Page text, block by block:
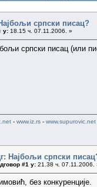
српски писац?
у: 18.15 ч. 07.11.2006. »
српски писац (или
- www.iz.rs - www.supurovic.net
Најбољи српски
#1 у: 21.38 ч. 07.11.2006.
без конкуренције.